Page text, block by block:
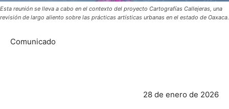
Esta reunión se lleva a cabo en el contexto del proyecto Cartografías Callejeras, una
revisión de largo aliento sobre las prácticas artísticas urbanas en el estado de Oaxaca.
Comunicado
28 de enero de 2026